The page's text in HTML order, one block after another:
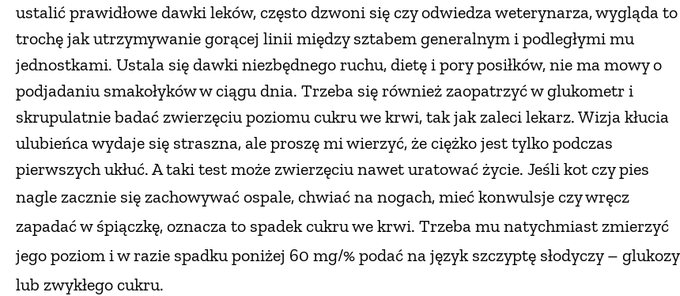
ustalić prawidłowe dawki leków, często dzwoni się czy odwiedza weterynarza, wygląda to
trochę jak utrzymywanie gorącej linii między sztabem generalnym i podległymi mu
jednostkami. Ustala się dawki niezbędnego ruchu, dietę i pory posiłków, nie ma mowy o
podjadaniu smakołyków w ciągu dnia. Trzeba się również zaopatrzyć w glukometr i
skrupulatnie badać zwierzęciu poziomu cukru we krwi, tak jak zaleci lekarz. Wizja kłucia
ulubieńca wydaje się straszna, ale proszę mi wierzyć, że ciężko jest tylko podczas
pierwszych ukłuć. A taki test może zwierzęciu nawet uratować życie. Jeśli kot czy pies
nagle zacznie się zachowywać ospale, chwiać na nogach, mieć konwulsjeczy wręcz
zapadać w śpiączkę, oznacza to spadek cukru we krwi. Trzeba mu natychmiast zmierzyć
jego poziomi w razie spadku poniżej 60 mg/% podać na język szczyptę słodyczy – glukozy
lub zwykłego cukru.